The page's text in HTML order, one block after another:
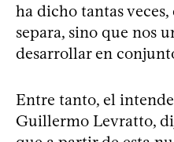
ha dicho tantas
separa, sino que nos
desarrollar en
Entre tanto, el
Guillermo Levratto,